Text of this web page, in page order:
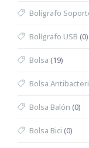
Bolígrafo
Bolígrafo USB (0)
Bolsa (19)
Bolsa
Bolsa Balón (0)
Bolsa Bici (0)